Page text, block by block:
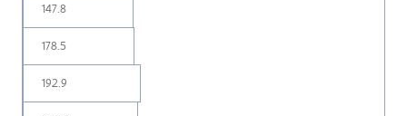
147.8
178.5
192.9